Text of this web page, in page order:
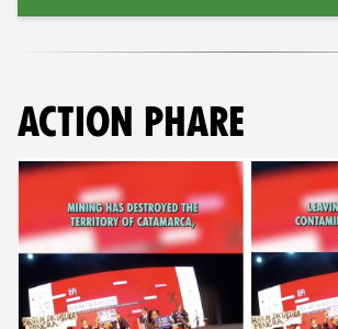
ACTION PHARE